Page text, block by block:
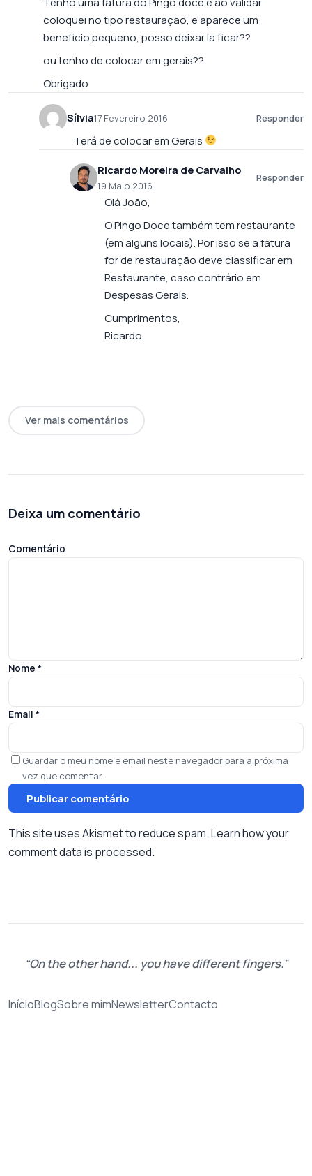
coloquei no tipo restauração, e aparece um
beneficio pequeno, posso deixar la ficar??
ou tenho de colocar em gerais??
Obrigado
Sílvia17 Fevereiro 2016 Responder
Terá de colocar em Gerais
Ricardo Moreira de Carvalho
19 Maio 2016
Responder
Olá João,
O Pingo Doce também tem restaurante
(em alguns locais). Por isso se a fatura
for de restauração deve classificar em
Restaurante, caso contrário em
Despesas Gerais.
Cumprimentos,
Ricardo
Ver mais comentários
Deixa um comentário
Comentário
Nome *
Email *
Guardar o meu nome e email neste navegador para a próxima
vez que comentar.
This site uses Akismet to reduce spam.Learn how your
comment data is processed.
On the other hand... you have different fingers.
InícioBlogSobre mimNewsletterContacto